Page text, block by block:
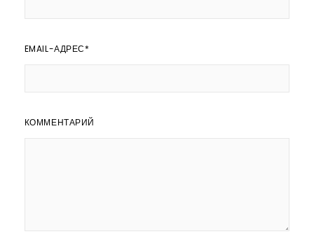
EMAIL-АДРЕС*
КОММЕНТАРИЙ